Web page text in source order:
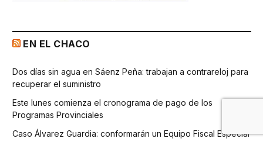
EN EL CHACO
Dos días sin agua en Sáenz Peña: trabajan a contrareloj para
recuperar el suministro
Este lunes comienza el cronograma de pago de los
Programas Provinciales
Caso Álvarez Guardia: conformarán un Equipo Fiscal Especial